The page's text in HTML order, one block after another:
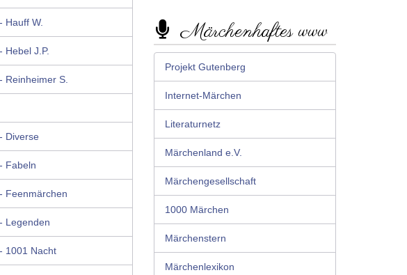
Hauff W.
Hebel J.P.
Reinheimer S.
Diverse
Fabeln
Feenmärchen
Legenden
1001 Nacht
Märchenhaftes www
Projekt Gutenberg
Internet-Märchen
Literaturnetz
Märchenland e.V.
Märchengesellschaft
1000 Märchen
Märchenstern
Märchenlexikon